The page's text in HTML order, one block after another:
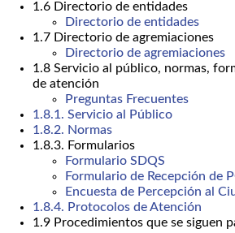
1.6 Directorio de entidades
Directorio de entidades
1.7 Directorio de agremiaciones
Directorio de agremiaciones
1.8 Servicio al público, normas,
de atención
Preguntas Frecuentes
1.8.1. Servicio al Público
1.8.2. Normas
1.8.3. Formularios
Formulario SDQS
Formulario de Recepción de
Encuesta de Percepción al
1.8.4. Protocolos de Atención
1.9 Procedimientos que se siguen